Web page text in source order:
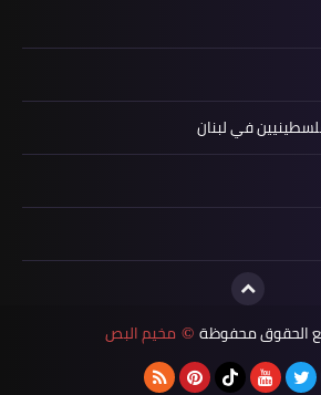
للأمن العام بالإنابة اللواء
يستقبل وفداً من أعضاء
المشترك في لبنان
في لبنان
الحقوق محفوظة © مخيم البص